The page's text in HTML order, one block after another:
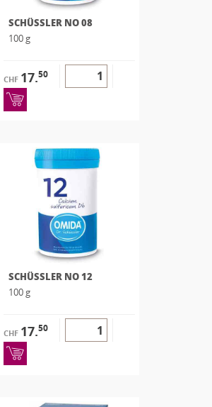
SCHÜSSLER NO 08
100 g
CHF 17.50
SCHÜSSLER NO 12
100 g
CHF 17.50